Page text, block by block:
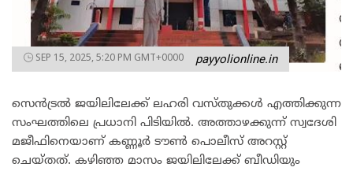
SEP 15, 2025, 5:20 PM GMT+0000 payyolionline.in
സെൻട്രൽ ജയിലിലേക്ക് ലഹരി വസ്തുക്കൾ എത്തിക്കുന്ന
സംഘത്തിലെ പ്രധാനി പിടിയിൽ. അത്താഴക്കുന്ന് സ്വദേശി
മജീഫിനെയാണ് കണ്ണൂർ ടൗൺ പൊലീസ് അറസ്റ്റ്
ചെയ്തത്. കഴിഞ്ഞ മാസം ജയിലിലേക്ക് ബീഡിയും